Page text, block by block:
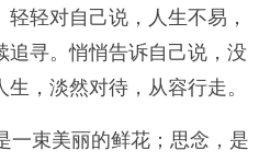
轻对自己说，人生不易，
追寻。悄悄告诉自己说，没
，淡然对待，从容行走。
一束美丽的鲜花；思念，是